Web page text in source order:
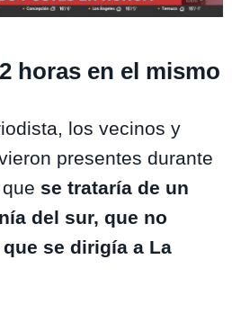
horas en el mismo
los vecinos y
presentes durante
se trataría de un
del sur, que no
se dirigía a La